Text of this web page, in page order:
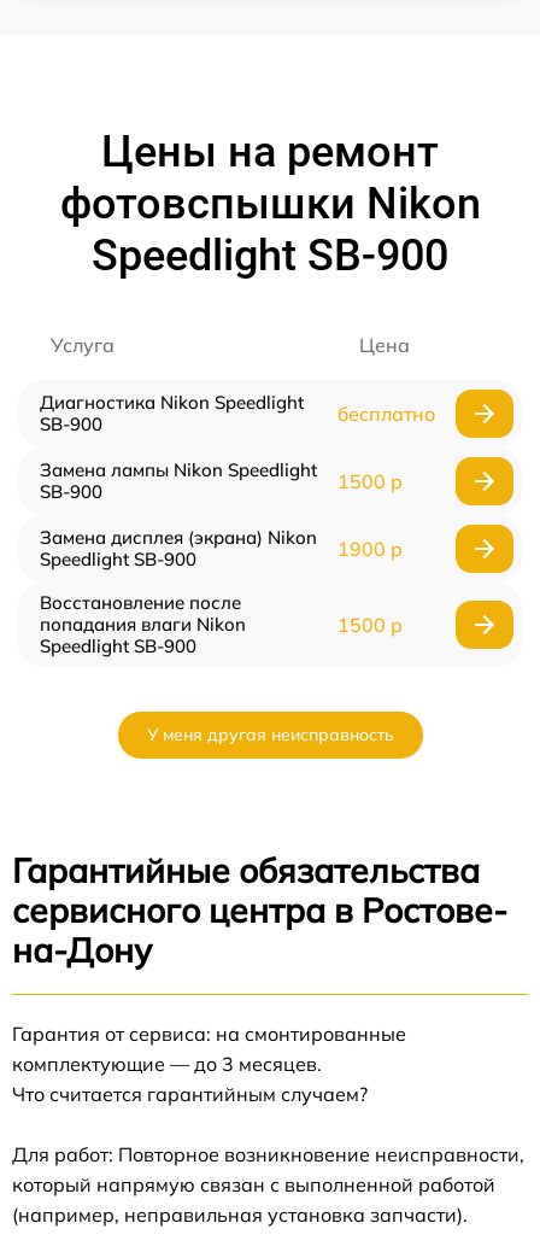
Цены на ремонт
фотовспышки Nikon
Speedlight SB-900
Услуга Цена
Диагностика Nikon Speedlight
SB-900
бесплатно
Замена лампы Nikon Speedlight
SB-900
1500 р
Замена дисплея (экрана) Nikon
Speedlight SB-900
1900 р
Восстановление после
попадания влаги Nikon
Speedlight SB-900
1500 р
У меня другая неисправность
Гарантийные обязательства
сервисного центра в Ростове-
на-Дону
Гарантия от сервиса: на смонтированные
комплектующие — до 3 месяцев.
Что считается гарантийным случаем?
Для работ: Повторное возникновение неисправности,
который напрямую связан с выполненной работой
(например, неправильная установка запчасти).